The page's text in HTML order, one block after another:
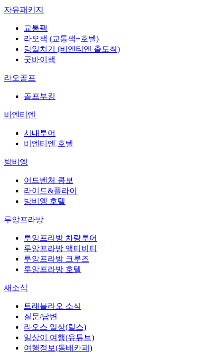
자유패키지
교통팩
라오팩 (교통팩+호텔)
당일치기 (비엔티엔 출도착)
굿바이팩
라오골프
골프부킹
비엔티엔
시내투어
비엔티엔 호텔
방비엥
어드벤처 콤보
라이드&플라이
방비엥 호텔
루앙프라방
루앙프라방 차량투어
루앙프라방 액티비티
루앙프라방 크루즈
루앙프라방 호텔
새소식
트래블라오 소식
질문/답변
라오스 일상(릴스)
일상이 여행(유튜브)
여행정보(동배카페)